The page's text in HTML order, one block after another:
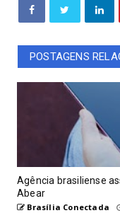
POSTAGENS
Agência brasiliense
Abear
Brasília Conectada